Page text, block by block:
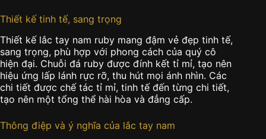
Thiết kế tinh tế, sang trọng
Thiết kế lắc tay nam ruby mang đậm vẻ đẹp tinh tế,
sang trọng, phù hợp với phong cách của quý cô
hiện đại. Chuỗi đá ruby được đính kết tỉ mỉ, tạo nên
hiệu ứng lấp lánh rực rỡ, thu hút mọi ánh nhìn. Các
chi tiết được chế tác tỉ mỉ, tinh tế đến từng chi tiết,
tạo nên một tổng thể hài hòa và đẳng cấp.
Thông điệp và ý nghĩa của lắc tay nam